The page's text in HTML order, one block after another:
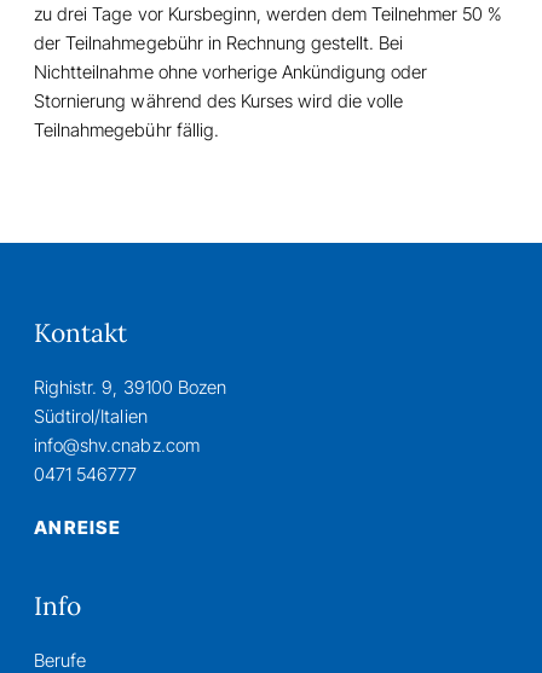
zu drei Tage vor Kursbeginn, werden dem Teilnehmer 50 %
der Teilnahmegebühr in Rechnung gestellt. Bei
Nichtteilnahme ohne vorherige Ankündigung oder
Stornierung während des Kurses wird die volle
Teilnahmegebühr fällig.
Kontakt
Righistr. 9, 39100 Bozen
Südtirol/Italien
info@shv.cnabz.com
0471 546777
ANREISE
Info
Berufe